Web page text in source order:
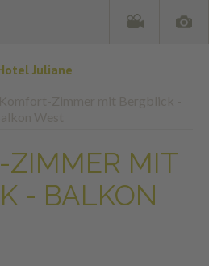
ZIMMER MIT
- BALKON